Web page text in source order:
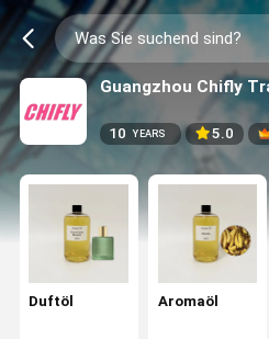
Guangzhou Chifly
10 YEARS 5.0
Duftöl Aromaöl